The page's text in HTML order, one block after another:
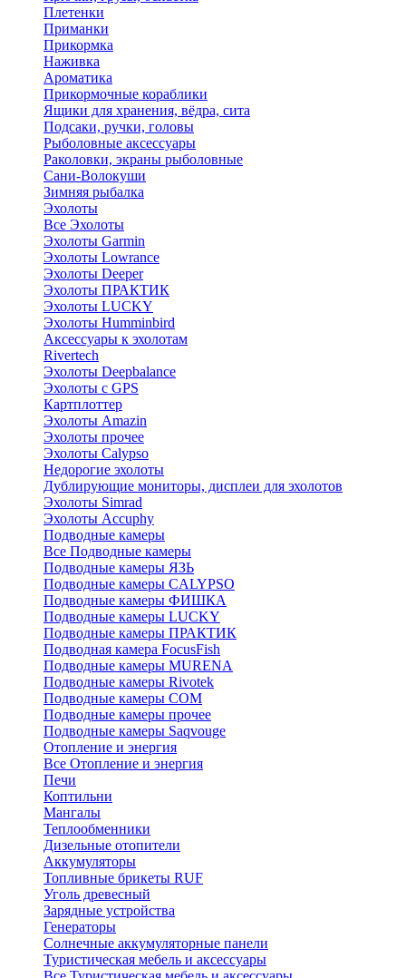
Плетенки
Приманки
Прикормка
Наживка
Ароматика
Прикормочные кораблики
Ящики для хранения, вёдра, сита
Подсаки, ручки, головы
Рыболовные аксессуары
Раколовки, экраны рыболовные
Сани-Волокуши
Зимняя рыбалка
Эхолоты
Все Эхолоты
Эхолоты Garmin
Эхолоты Lowrance
Эхолоты Deeper
Эхолоты ПРАКТИК
Эхолоты LUCKY
Эхолоты Humminbird
Аксессуары к эхолотам
Rivertech
Эхолоты Deepbalance
Эхолоты с GPS
Картплоттер
Эхолоты Amazin
Эхолоты прочее
Эхолоты Calypso
Недорогие эхолоты
Дублирующие мониторы, дисплеи для эхолотов
Эхолоты Simrad
Эхолоты Accuphy
Подводные камеры
Все Подводные камеры
Подводные камеры ЯЗЬ
Подводные камеры CALYPSO
Подводные камеры ФИШКА
Подводные камеры LUCKY
Подводные камеры ПРАКТИК
Подводная камера FocusFish
Подводные камеры MURENA
Подводные камеры Rivotek
Подводные камеры СОМ
Подводные камеры прочее
Подводные камеры Saqvouge
Отопление и энергия
Все Отопление и энергия
Печи
Коптильни
Мангалы
Теплообменники
Дизельные отопители
Аккумуляторы
Топливные брикеты RUF
Уголь древесный
Зарядные устройства
Генераторы
Солнечные аккумуляторные панели
Туристическая мебель и аксессуары